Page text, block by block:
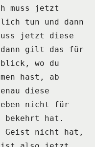
muss jetzt
tun und dann
jetzt diese
dann gilt das für
wo du
hast,
ab
diese
nicht für
bekehrt hat.
Geist nicht hat,